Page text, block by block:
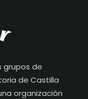
grupos de
de Castilla
organización